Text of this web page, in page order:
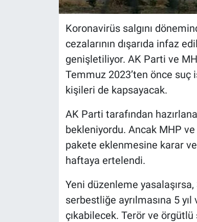
Koronavirüs salgını
cezalarının dışarıda infaz
genişletiliyor. AK Parti ve
Temmuz 2023’ten önce suç
kişileri de kapsayacak.
AK Parti tarafından
bekleniyordu. Ancak MHP ve
pakete eklenmesine karar
haftaya ertelendi.
Yeni düzenleme
serbestliğe ayrılmasına 5
çıkabilecek. Terör ve